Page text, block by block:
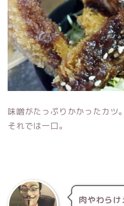
味噌がたっぷりかかったカツ
それでは一口。
肉やわら